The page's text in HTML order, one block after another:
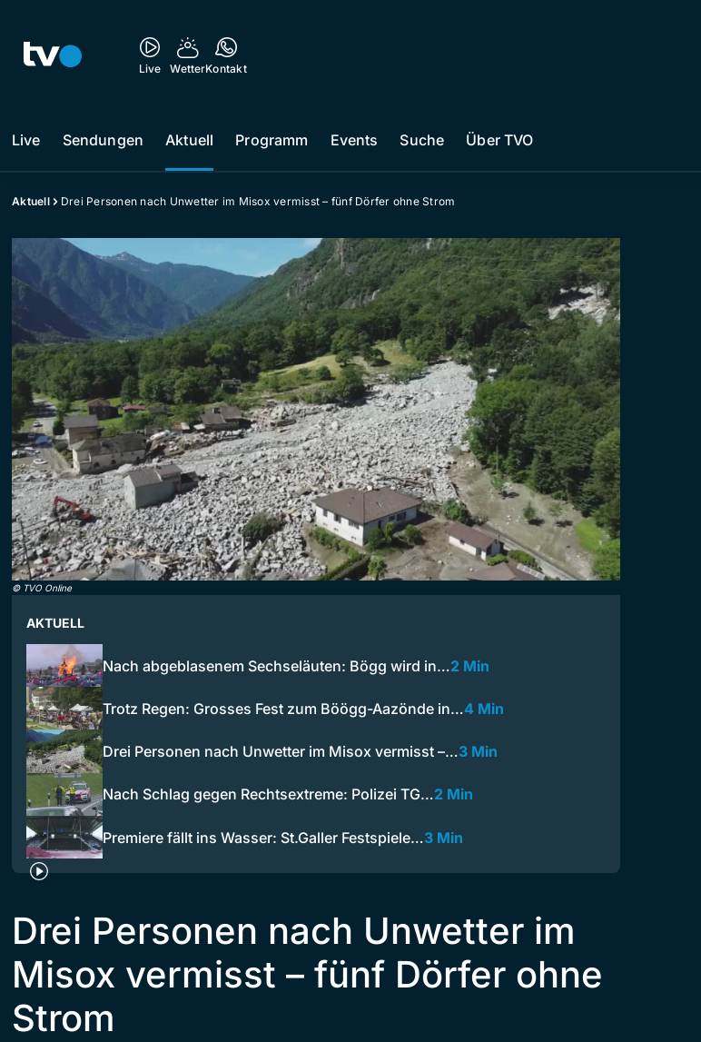
Live WetterKontakt
Live Sendungen Aktuell Programm Events Suche Über TVO
Aktuell Drei Personen nach Unwetter im Misox vermisst – fünf Dörfer ohne Strom
© TVO Online
AKTUELL
Nach abgeblasenem Sechseläuten: Bögg wird in…2 Min
Trotz Regen: Grosses Fest zum Böögg-Aazönde in…4 Min
Drei Personen nach Unwetter im Misox vermisst –…3 Min
Nach Schlag gegen Rechtsextreme: Polizei TG…2 Min
Premiere fällt ins Wasser: St.Galler Festspiele…3 Min
Drei Personen nach Unwetter im
Misox vermisst – fünf Dörfer ohne
Strom